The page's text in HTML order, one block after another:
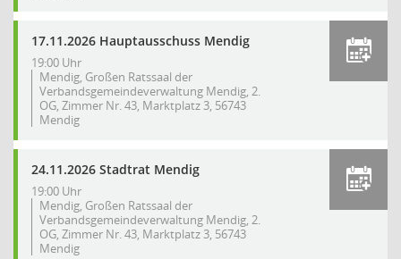
17.11.2026 Hauptausschuss Mendig
19:00 Uhr
Mendig, Großen Ratssaal der
Verbandsgemeindeverwaltung Mendig, 2.
OG, Zimmer Nr. 43, Marktplatz 3, 56743
Mendig
24.11.2026 Stadtrat Mendig
19:00 Uhr
Mendig, Großen Ratssaal der
Verbandsgemeindeverwaltung Mendig, 2.
OG, Zimmer Nr. 43, Marktplatz 3, 56743
Mendig